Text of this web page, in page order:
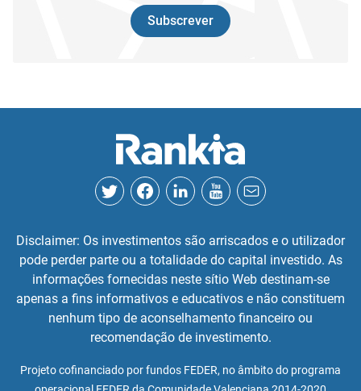
Subscrever
Disclaimer: Os investimentos são arriscados e o utilizador
pode perder parte ou a totalidade do capital investido. As
informações fornecidas neste sítio Web destinam-se
apenas a fins informativos e educativos e não constituem
nenhum tipo de aconselhamento financeiro ou
recomendação de investimento.
Projeto cofinanciado por fundos FEDER, no âmbito do programa